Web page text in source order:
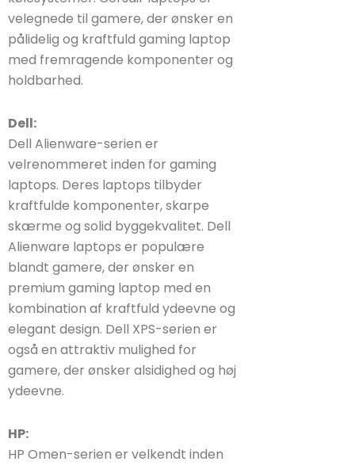
velegnede til gamere, der ønsker en
pålidelig og kraftfuld gaming laptop
med fremragende komponenter og
holdbarhed.
Dell:
Dell Alienware-serien er
velrenommeret inden for gaming
laptops. Deres laptops tilbyder
kraftfulde komponenter, skarpe
skærme og solid byggekvalitet. Dell
Alienware laptops er populære
blandt gamere, der ønsker en
premium gaming laptop med en
kombination af kraftfuld ydeevne og
elegant design. Dell XPS-serien er
også en attraktiv mulighed for
gamere, der ønsker alsidighed og høj
ydeevne.
HP:
HP Omen-serien er velkendt inden